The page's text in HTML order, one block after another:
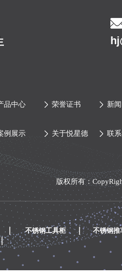
品中心 荣誉证书 新
例展示 关于悦星德 联
版权所有：
｜ 不锈钢工具柜 ｜
不锈钢推